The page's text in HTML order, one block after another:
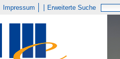
Impressum Erweiterte Suche